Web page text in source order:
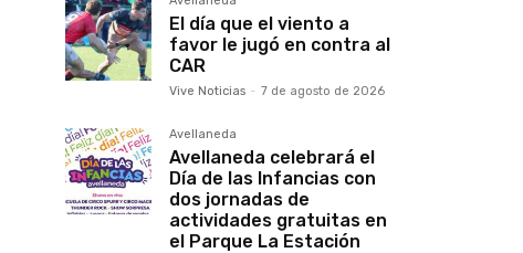
El día que el viento a
favor le jugó en contra al
CAR
Vive Noticias - 7 de agosto de 2026
Avellaneda
Avellaneda celebrará el
Día de las Infancias con
dos jornadas de
actividades gratuitas en
el Parque La Estación